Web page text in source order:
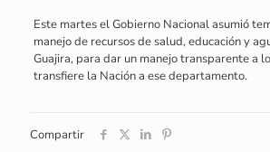
Este martes el Gobierno Nacional asumió
manejo de recursos de salud, educación y
Guajira, para dar un manejo transparente a
transfiere la Nación a ese departamento.
Compartir